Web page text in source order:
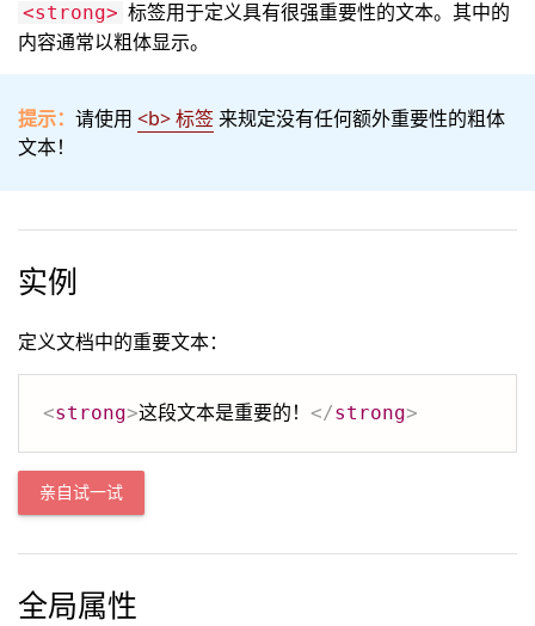
<strong> 标签用于定义具有很强重要性的文本。其中的
内容通常以粗体显示。
提示： 请使用 <b> 标签 来规定没有任何额外重要性的粗体
文本！
实例
定义文档中的重要文本：
<strong>这段文本是重要的！ </strong>
亲自试一试
全局属性